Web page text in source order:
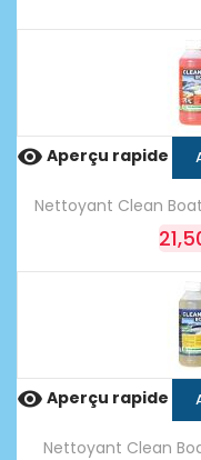
 Aperçu rapide
Nettoyant Clean
 Aperçu rapide
Nettoyant Clean